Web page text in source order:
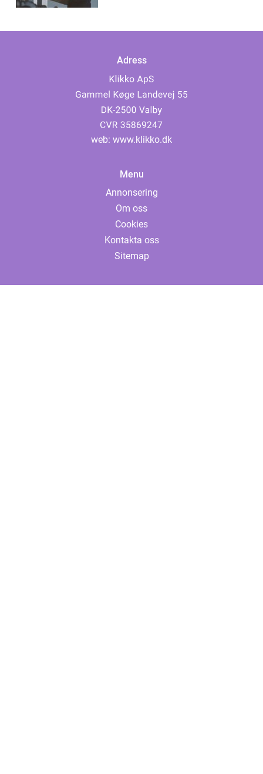
Adress
web: www.klikko.dk
Menu
Annonsering
Om oss
Cookies
Kontakta oss
Sitemap